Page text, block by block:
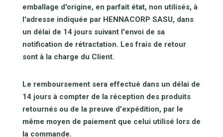
emballage d'origine, en parfait état, non utilisés, à
l'adresse indiquée par HENNACORP SASU, dans
un délai de 14 jours suivant l'envoi de sa
notification de rétractation. Les frais de retour
sont à la charge du Client.
Le remboursement sera effectué dans un délai de
14 jours à compter de la réception des produits
retournés ou de la preuve d'expédition, par le
même moyen de paiement que celui utilisé lors de
la commande.